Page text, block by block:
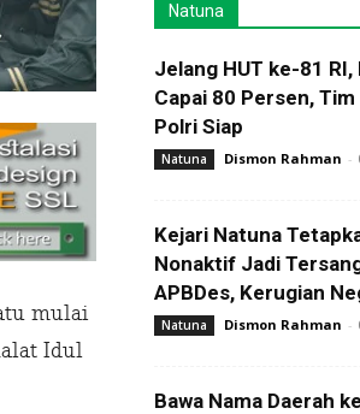
mulai
Idul
Natuna
Jelang HUT ke-81
Capai 80 Persen,
Polri Siap
Natuna Dismon Rahman -
Kejari Natuna
Nonaktif Jadi
APBDes, Kerugian
Natuna Dismon Rahman -
Bawa Nama Daerah